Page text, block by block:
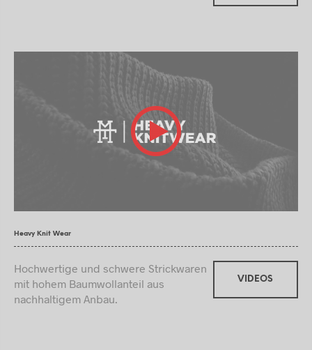
Heavy Knit Wear
Hochwertige und schwere Strickwaren
mit hohem Baumwollanteil aus
nachhaltigem Anbau.
VIDEOS